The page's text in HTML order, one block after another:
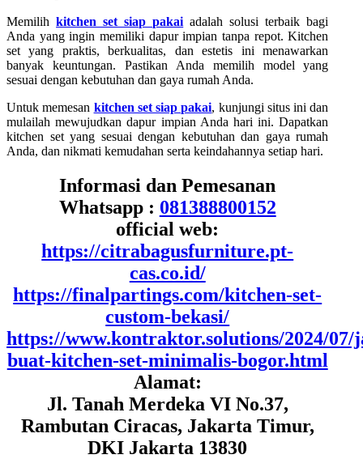
Memilihkitchen set siap pakai adalah solusi terbaik bagi
Anda yang ingin memiliki dapur impian tanpa repot. Kitchen
set yang praktis, berkualitas, dan estetis ini menawarkan
banyak keuntungan. Pastikan Anda memilih model yang
sesuai dengan kebutuhan dan gaya rumah Anda.
Untuk memesan kitchen set siap pakai, kunjungi situs ini dan
mulailah mewujudkan dapur impian Anda hari ini. Dapatkan
kitchen set yang sesuai dengan kebutuhan dan gaya rumah
Anda, dan nikmati kemudahan serta keindahannya setiap hari.
Informasi dan Pemesanan
Whatsapp : 081388800152
official web:
https://citrabagusfurniture.pt-
cas.co.id/
https://finalpartings.com/kitchen-set-
custom-bekasi/
https://www.kontraktor.solutions/2024/07/
buat-kitchen-set-minimalis-bogor.html
Alamat:
Jl. Tanah Merdeka VI No.37,
Rambutan Ciracas, Jakarta Timur,
DKI Jakarta 13830